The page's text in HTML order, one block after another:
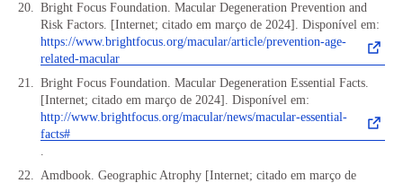
Bright Focus Foundation. Macular Degeneration Prevention and
Risk Factors. [Internet; citado em março de 2024]. Disponível em:
https://www.brightfocus.org/macular/article/prevention-age-
related-macular
Bright Focus Foundation. Macular Degeneration Essential Facts.
[Internet; citado em março de 2024]. Disponível em:
http://www.brightfocus.org/macular/news/macular-essential-
facts#
.
Amdbook. Geographic Atrophy [Internet; citado em março de